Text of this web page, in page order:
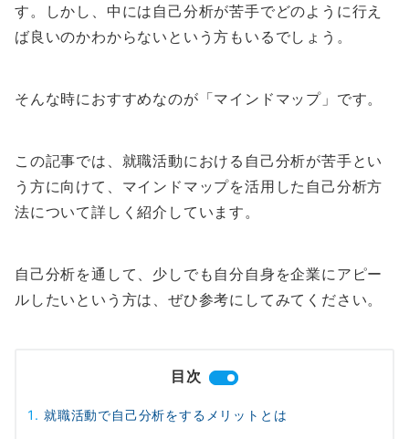
す。しかし、中には自己分析が苦手でどのように行え
ば良いのかわからないという方もいるでしょう。
そんな時におすすめなのが「マインドマップ」です。
この記事では、就職活動における自己分析が苦手とい
う方に向けて、マインドマップを活用した自己分析方
法について詳しく紹介しています。
自己分析を通して、少しでも自分自身を企業にアピー
ルしたいという方は、ぜひ参考にしてみてください。
目次
就職活動で自己分析をするメリットとは